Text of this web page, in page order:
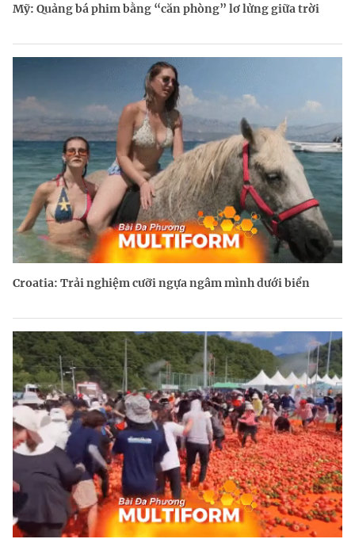
Mỹ: Quảng bá phim bằng “căn phòng” lơ lửng giữa trời
Croatia: Trải nghiệm cưỡi ngựa ngâm mình dưới biển